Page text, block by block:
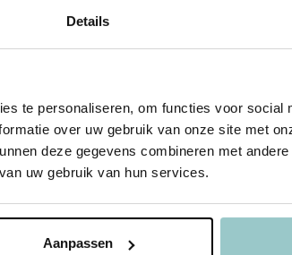
Details
te personaliseren, om functies voor social
over uw gebruik van onze site met
deze gegevens combineren met
uw gebruik van hun services.
Aanpassen
Build
Reiskoffer Basic (600
stukjes)
Deliverytime
Op voorraad
39,99
Incl. btw